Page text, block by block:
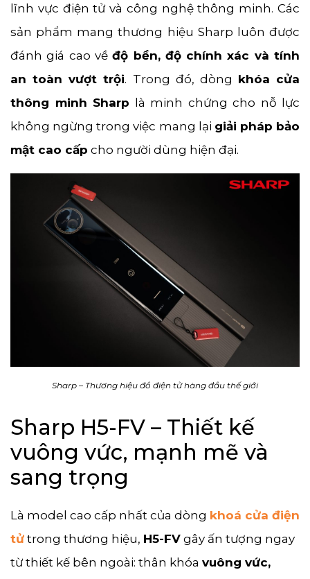
lĩnh vực điện tử và công nghệ thông minh. Các
sản phẩm mang thương hiệu Sharp luôn được
đánh giá cao vềđộ bền, độ chính xác và tính
an toàn vượt trội. Trong đó, dòng khóa cửa
thông minh Sharp là minh chứng cho nỗ lực
không ngừng trong việc mang lại giải pháp bảo
mật cao cấp cho người dùng hiện đại.
Sharp – Thương hiệu đồ điện tử hàng đầu thế giới
Sharp H5-FV – Thiết kế
vuông vức, mạnh mẽ và
sang trọng
Là model cao cấp nhất của dòng khoá cửa điện
tử trong thương hiệu, H5-FV gây ấn tượng ngay
từ thiết kế bên ngoài: thân khóa vuông vức,